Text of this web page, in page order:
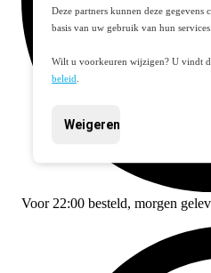
Deze partners kunnen deze
basis van uw gebruik van hun
Wilt u voorkeuren wijzigen? U vindt
beleid
Weigeren
Voor 22:00 besteld, morgen